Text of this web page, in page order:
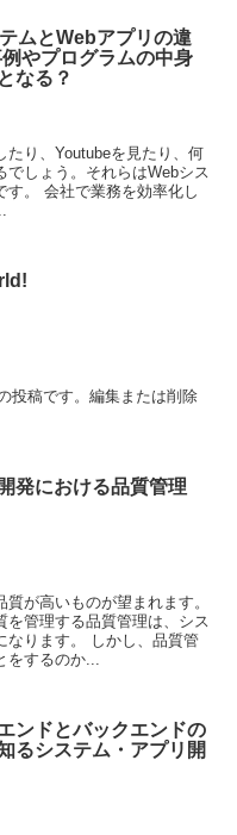
ムとWebアプリの違
やプログラムの中身
なる？
たり、Youtubeを見たり、何
しょう。それらはWebシス
す。 会社で業務を効率化し
投稿です。編集または削除
発における品質管理
が高いものが望まれます。
を管理する品質管理は、シス
なります。 しかし、品質管
するのか...
ンドとバックエンドの
るシステム・アプリ開